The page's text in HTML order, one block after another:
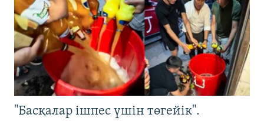
"Басқалар ішпес үшін төгейік".